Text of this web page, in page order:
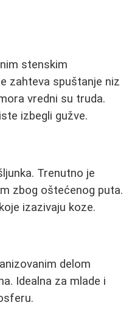
stenskim
zahteva spuštanje niz
vredni su truda.
izbegli gužve.
Trenutno je
zbog oštećenog puta.
izazivaju koze.
delom
Idealna za mlade i